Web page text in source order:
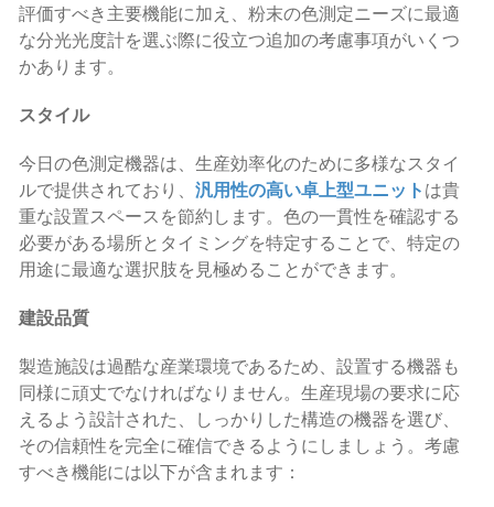
評価すべき主要機能に加え、粉末の色測定ニーズに最適
な分光光度計を選ぶ際に役立つ追加の考慮事項がいくつ
かあります。
スタイル
今日の色測定機器は、生産効率化のために多様なスタイ
ルで提供されており、 汎用性の高い卓上型ユニットは貴
重な設置スペースを節約します。色の一貫性を確認する
必要がある場所とタイミングを特定することで、特定の
用途に最適な選択肢を見極めることができます。
建設品質
製造施設は過酷な産業環境であるため、設置する機器も
同様に頑丈でなければなりません。生産現場の要求に応
えるよう設計された、しっかりした構造の機器を選び、
その信頼性を完全に確信できるようにしましょう。考慮
すべき機能には以下が含まれます：